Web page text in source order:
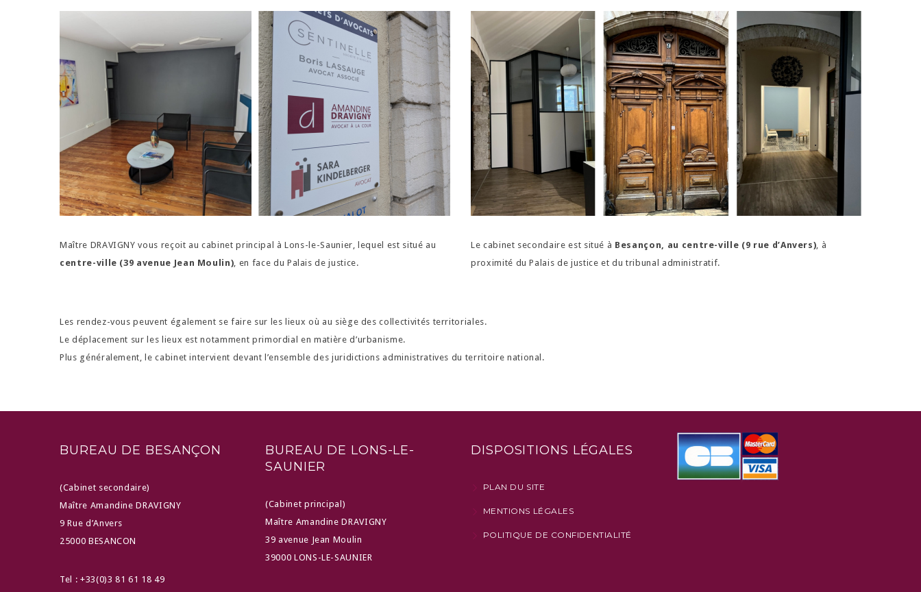
Maître DRAVIGNY vous reçoit au cabinet principal à Lons-le-Saunier, lequel est situé au
centre-ville (39 avenue Jean Moulin), en face du Palais de justice.
Le cabinet secondaire est situé à Besançon, au centre-ville (9 rue d’Anvers), à
proximité du Palais de justice et du tribunal administratif.
Les rendez-vous peuvent également se faire sur les lieux où au siège des collectivités territoriales.
Le déplacement sur les lieux est notamment primordial en matière d’urbanisme.
Plus généralement, le cabinet intervient devant l’ensemble des juridictions administratives du territoire national.
BUREAU DE BESANÇON
(Cabinet secondaire)
Maître Amandine DRAVIGNY
9 Rue d’Anvers
25000 BESANCON
Tel : +33(0)3 81 61 18 49
BUREAU DE LONS-LE-
SAUNIER
(Cabinet principal)
Maître Amandine DRAVIGNY
39 avenue Jean Moulin
39000 LONS-LE-SAUNIER
DISPOSITIONS LÉGALES
PLAN DU SITE
MENTIONS LÉGALES
POLITIQUE DE CONFIDENTIALITÉ